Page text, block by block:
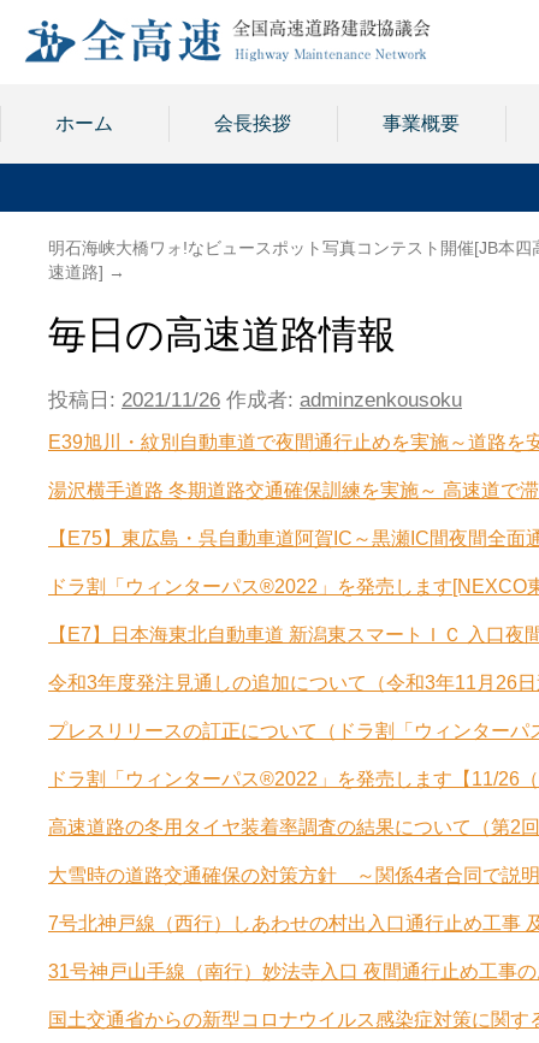
ホーム 会長挨拶 事業概要
明石海峡大橋ワォ!なビュースポット写真コンテスト開催[JB本四
速道路] →
毎日の高速道路情報
投稿日: 2021/11/26 作成者: adminzenkousoku
E39旭川・紋別自動車道で夜間通行止めを実施～道路を
湯沢横手道路 冬期道路交通確保訓練を実施～ 高速道で
【E75】東広島・呉自動車道阿賀IC～黒瀬IC間夜間全
ドラ割「ウィンターパス®2022」を発売します[NEXCO
【E7】日本海東北自動車道 新潟東スマートＩＣ 入口夜
令和3年度発注見通しの追加について（令和3年11月26
プレスリリースの訂正について（ドラ割「ウィンター
ドラ割「ウィンターパス®2022」を発売します【11/26
高速道路の冬用タイヤ装着率調査の結果について（第2
大雪時の道路交通確保の対策方針 ～関係4者合同で説
7号北神戸線（西行）しあわせの村出入口通行止め工
31号神戸山手線（南行）妙法寺入口 夜間通行止め工事
国土交通省からの新型コロナウイルス感染症対策に関す